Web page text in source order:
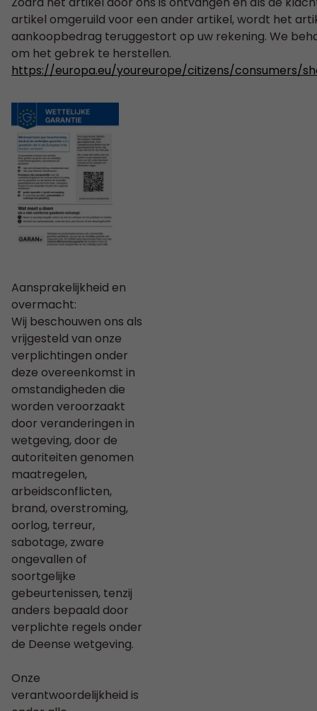
artikel omgeruild voor een ander artikel, wordt het
aankoopbedrag teruggestort op uw rekening. We
om het gebrek te herstellen.
https://europa.eu/youreurope/citizens/consumers/
Aansprakelijkheid en
overmacht:
Wij beschouwen ons als
vrijgesteld van onze
verplichtingen onder
deze overeenkomst in
omstandigheden die
worden veroorzaakt
door veranderingen in
wetgeving, door de
autoriteiten genomen
maatregelen,
arbeidsconflicten,
brand, overstroming,
oorlog, terreur,
sabotage, zware
ongevallen of
soortgelijke
gebeurtenissen, tenzij
anders bepaald door
verplichte regels onder
de Deense wetgeving.
Onze
verantwoordelijkheid is